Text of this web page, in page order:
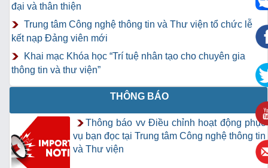
đại và thân thiện
Trung tâm Công nghệ thông tin và Thư viện tổ chức lễ
kết nạp Đảng viên mới
Khai mạc Khóa học “Trí tuệ nhân tạo cho chuyên gia
thông tin và thư viện”
THÔNG BÁO
Thông báo vv Điều chỉnh hoạt động phục
vụ bạn đọc tại Trung tâm Công nghệ thông tin
và Thư viện